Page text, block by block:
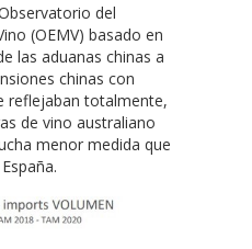
del
(OEMV) basado en
las aduanas chinas a
chinas con
reflejaban totalmente,
de vino australiano
menor medida que